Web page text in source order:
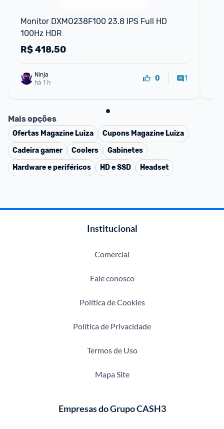
Monitor DXMO238F100 23.8 IPS Full HD
100Hz HDR
R$418,50
há 1 h
0 1
Mais opções
Ofertas Magazine Luiza Cupons Magazine Luiza
Cadeira gamer
Coolers
Gabinetes
Hardware e periféricos
HD e SSD Headset
Institucional
Comercial
Fale conosco
Política de Cookies
Política de Privacidade
Termos de Uso
Mapa Site
Empresas do Grupo CASH3